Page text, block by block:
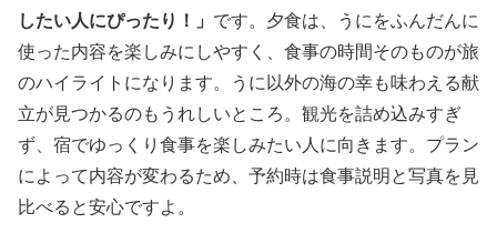
したい人にぴったり！」 です。夕食は、うにをふんだんに
使った内容を楽しみにしやすく、食事の時間そのものが旅
のハイライトになります。うに以外の海の幸も味わえる献
立が見つかるのもうれしいところ。観光を詰め込みすぎ
ず、宿でゆっくり食事を楽しみたい人に向きます。プラン
によって内容が変わるため、予約時は食事説明と写真を見
比べると安心ですよ。